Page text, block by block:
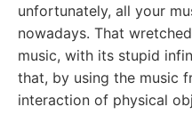
unfortunately, all your
nowadays. That
music, with its stupid
that, by using the music
interaction of physical